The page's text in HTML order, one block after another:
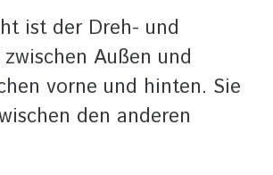
ist der Dreh- und
Außen und
vorne und hinten. Sie
den anderen